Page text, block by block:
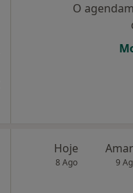
O
Hoje
8 Ago 9